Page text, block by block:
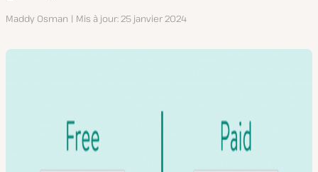
Auteur
Maddy Osman Mis à jour 25 janvier 2024